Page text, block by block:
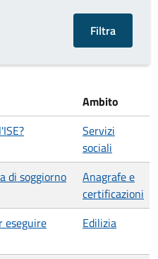
Ambito
Servizi
sociali
di soggiorno
Anagrafe e
certificazioni
eseguire
Edilizia